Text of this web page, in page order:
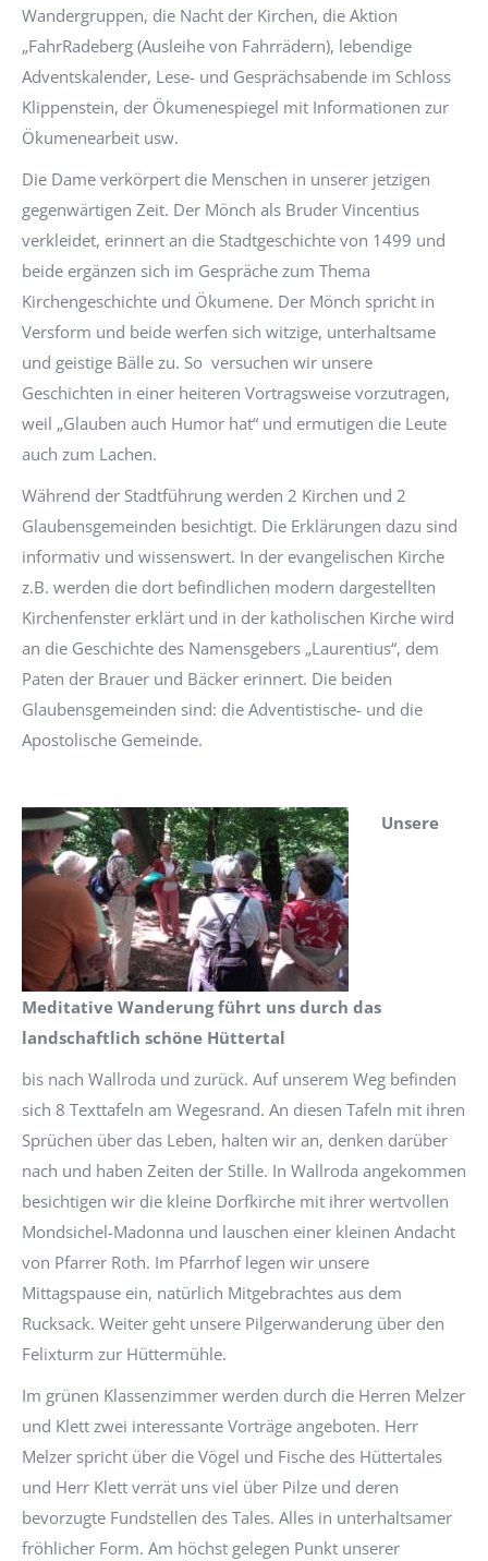
Wandergruppen, die Nacht der Kirchen, die Aktion
„FahrRadeberg (Ausleihe von Fahrrädern), lebendige
Adventskalender, Lese- und Gesprächsabende im Schloss
Klippenstein, der Ökumenespiegel mit Informationen zur
Ökumenearbeit usw.
Die Dame verkörpert die Menschen in unserer jetzigen
gegenwärtigen Zeit. Der Mönch als Bruder Vincentius
verkleidet, erinnert an die Stadtgeschichte von 1499 und
beide ergänzen sich im Gespräche zum Thema
Kirchengeschichte und Ökumene. Der Mönch spricht in
Versform und beide werfen sich witzige, unterhaltsame
und geistige Bälle zu. So versuchen wir unsere
Geschichten in einer heiteren Vortragsweise vorzutragen,
weil „Glauben auch Humor hat“ und ermutigen die Leute
auch zum Lachen.
Während der Stadtführung werden 2 Kirchen und 2
Glaubensgemeinden besichtigt. Die Erklärungen dazu sind
informativ und wissenswert. In der evangelischen Kirche
z.B. werden die dort befindlichen modern dargestellten
Kirchenfenster erklärt und in der katholischen Kirche wird
an die Geschichte des Namensgebers „Laurentius“, dem
Paten der Brauer und Bäcker erinnert. Die beiden
Glaubensgemeinden sind: die Adventistische- und die
Apostolische Gemeinde.
Unsere
Meditative Wanderung führt uns durch das
landschaftlich schöne Hüttertal
bis nach Wallroda und zurück. Auf unserem Weg befinden
sich 8 Texttafeln am Wegesrand. An diesen Tafeln mit ihren
Sprüchen über das Leben, halten wir an, denken darüber
nach und haben Zeiten der Stille. In Wallroda angekommen
besichtigen wir die kleine Dorfkirche mit ihrer wertvollen
Mondsichel-Madonna und lauschen einer kleinen Andacht
von Pfarrer Roth. Im Pfarrhof legen wir unsere
Mittagspause ein, natürlich Mitgebrachtes aus dem
Rucksack. Weiter geht unsere Pilgerwanderung über den
Felixturm zur Hüttermühle.
Im grünen Klassenzimmer werden durch die Herren Melzer
und Klett zwei interessante Vorträge angeboten. Herr
Melzer spricht über die Vögel und Fische des Hüttertales
und Herr Klett verrät uns viel über Pilze und deren
bevorzugte Fundstellen des Tales. Alles in unterhaltsamer
fröhlicher Form. Am höchst gelegen Punkt unserer